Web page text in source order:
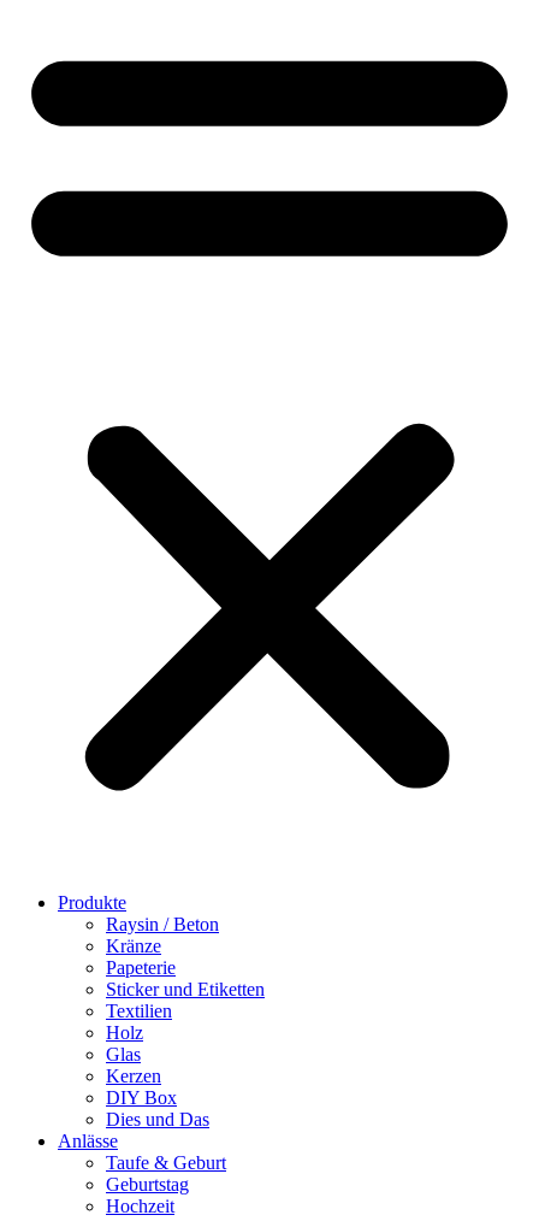
Produkte
Raysin / Beton
Kränze
Papeterie
Sticker und Etiketten
Textilien
Holz
Glas
Kerzen
DIY Box
Dies und Das
Anlässe
Taufe & Geburt
Geburtstag
Hochzeit